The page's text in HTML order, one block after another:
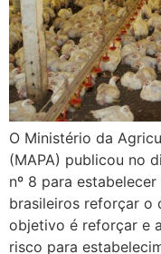
O Ministério da
(MAPA) publicou no
nº 8 para
brasileiros reforçar o
objetivo é reforçar e
risco para